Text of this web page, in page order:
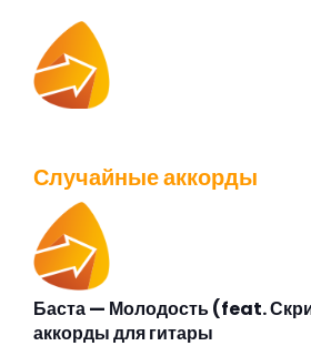
На перепутье
Не обещай меня любить
Не обижайся
Перейти
Валентин Стрыкало — Gay
Случайные аккорды
Баста — Молодость (feat.
аккорды для гитары